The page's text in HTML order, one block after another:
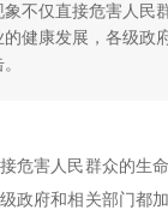
象不仅直接危害人民
健康发展，各级政
危害人民群众的生
政府和相关部门都